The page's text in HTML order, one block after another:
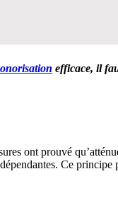
efficace, il
ont prouvé
Ce